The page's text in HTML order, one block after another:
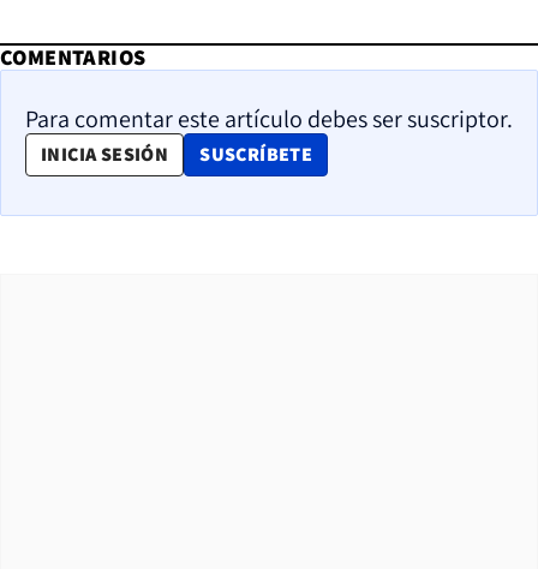
COMENTARIOS
Para comentar este artículo debes ser suscriptor.
INICIA SESIÓN SUSCRÍBETE
OPENS IN NEW WINDOW